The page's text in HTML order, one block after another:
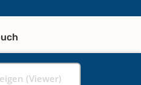
(Viewer)